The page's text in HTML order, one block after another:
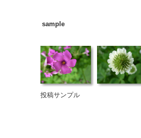
sample
投稿サンプル